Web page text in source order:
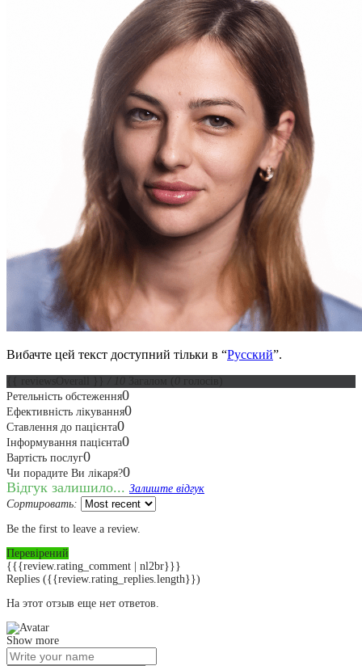
Вибачте цей текст доступний тільки в “Русский”.
Ретельність обстеження0
Ефективність лікування0
Ставлення до пацієнта0
Інформування пацієнта0
Вартість послуг0
Чи порадите Ви лікаря?0
Відгук залишило... Залиште відгук
Сортировать:
Be the first to leave a review.
Перевірений
{{{review.rating_comment | nl2br}}}
Replies ({{review.rating_replies.length}})
На этот отзыв еще нет ответов.
Show more